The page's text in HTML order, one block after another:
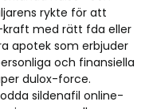
rykte för att
kraft med rätt fda eller
apotek som erbjuder
och finansiella
dulox-force.
sildenafil online-